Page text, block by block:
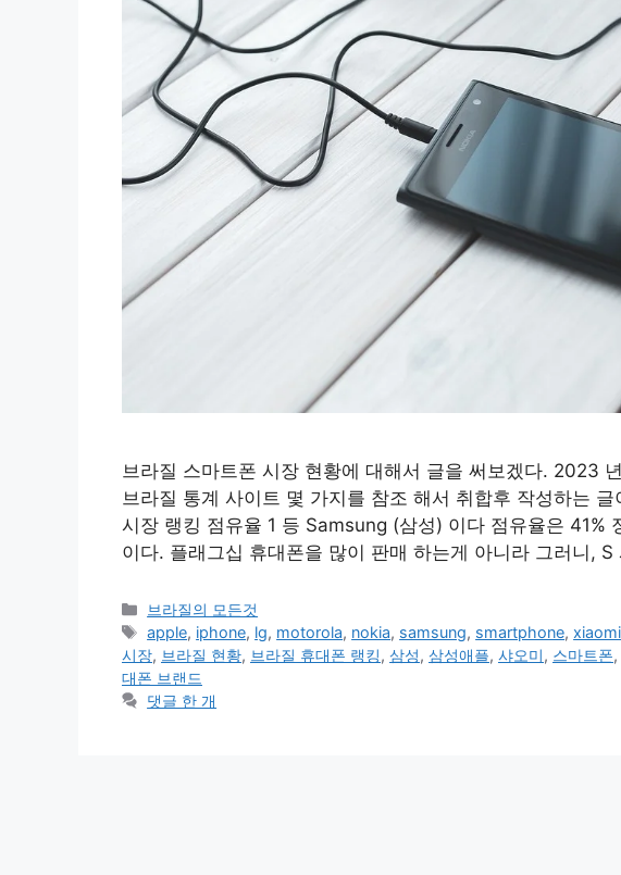
브라질 스마트폰 시장 현황에 대해서 글을 써보겠다. 2023
브라질 통계 사이트 몇 가지를 참조 해서 취합후 작성하는
시장 랭킹 점유율 1 등 Samsung (삼성) 이다 점유율은 41%
이다. 플래그십 휴대폰을 많이 판매 하는게 아니라 그러니,
카
테
고
리
브라질의 모든것
태
그
apple, iphone, lg, motorola, nokia, samsung, smartphone,xiaomi
시장, 브라질 현황, 브라질 휴대폰 랭킹, 삼성, 삼성애플, 샤오미, 스마트폰,
대폰 브랜드
댓글 한 개